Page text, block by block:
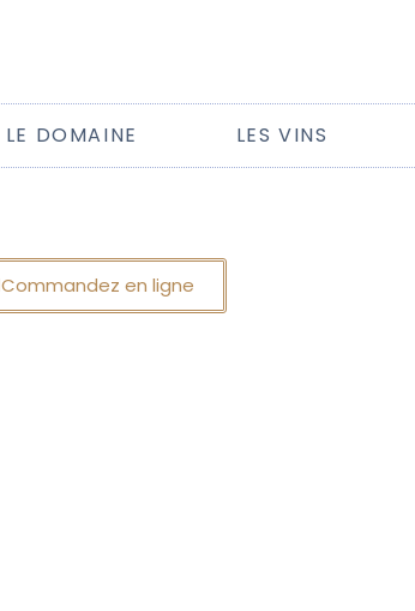
LE DOMAINE LES VINS
Commandez en ligne